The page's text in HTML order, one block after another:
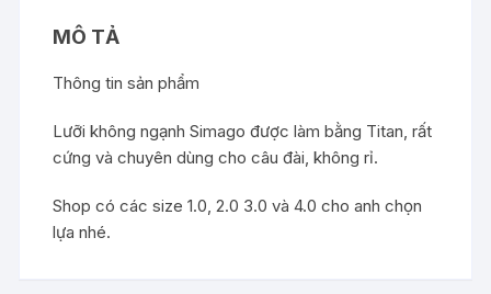
MÔ TẢ
Thông tin sản phẩm
Lưỡi không ngạnh Simago được làm bằng Titan, rất
cứng và chuyên dùng cho câu đài, không rỉ.
Shop có các size 1.0, 2.0 3.0 và 4.0 cho anh chọn
lựa nhé.